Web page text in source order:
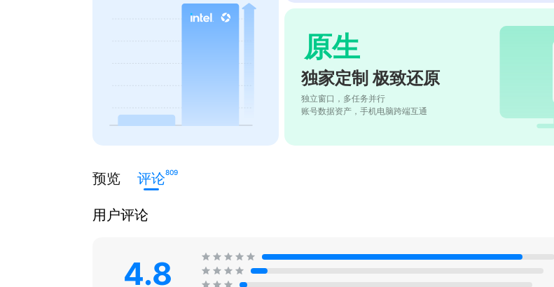
原生
独家定制 极致还原
独立窗口，多任务并行
账号数据资产，手机电脑跨端互通
预览 评论809
用户评论
4.8